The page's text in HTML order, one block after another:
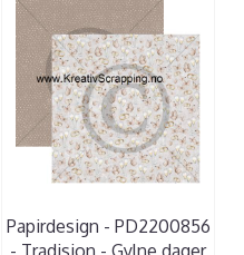
Papirdesign - PD2200856
- Tradisjon - Gylne dager